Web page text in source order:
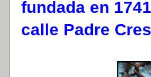
fundada en
calle Padre